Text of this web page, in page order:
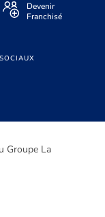
Devenir
Franchisé
Groupe La